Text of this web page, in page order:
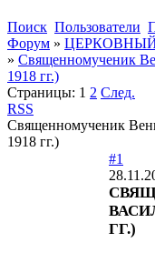
Поиск Пользователи
Форум »
» Священномученик
1918 гг.)
Страницы: 1 2 След.
RSS
Священномученик
1918 гг.)
#1
ГГ.)